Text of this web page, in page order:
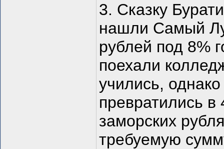
3. Сказку
нашли Самый
рублей под 8%
поехали
учились,
превратились
заморских
требуемую